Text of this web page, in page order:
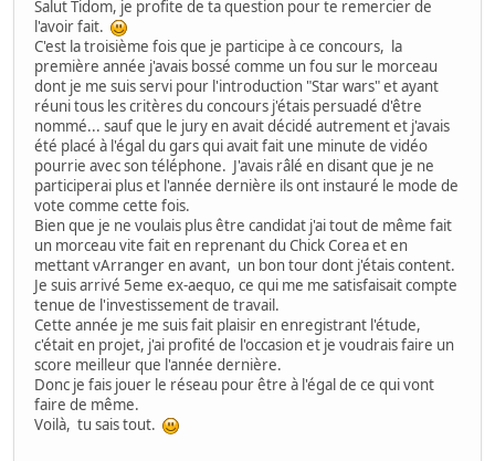
Salut Tidom, je profite de ta question pour te remercier de
l'avoir fait.
C'est la troisième fois que je participe à ce concours, la
première année j'avais bossé comme un fou sur le morceau
dont je me suis servi pour l'introduction "Star wars" et ayant
réuni tous les critères du concours j'étais persuadé d'être
nommé... sauf que le jury en avait décidé autrement et j'avais
été placé à l'égal du gars qui avait fait une minute de vidéo
pourrie avec son téléphone. J'avais râlé en disant que je ne
participerai plus et l'année dernière ils ont instauré le mode de
vote comme cette fois.
Bien que je ne voulais plus être candidat j'ai tout de même fait
un morceau vite fait en reprenant du Chick Corea et en
mettant vArranger en avant, un bon tour dont j'étais content.
Je suis arrivé 5eme ex-aequo, ce qui me me satisfaisait compte
tenue de l'investissement de travail.
Cette année je me suis fait plaisir en enregistrant l'étude,
c'était en projet, j'ai profité de l'occasion et je voudrais faire un
score meilleur que l'année dernière.
Donc je fais jouer le réseau pour être à l'égal de ce qui vont
faire de même.
Voilà, tu sais tout.